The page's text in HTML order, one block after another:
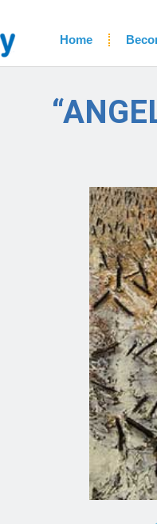
Home